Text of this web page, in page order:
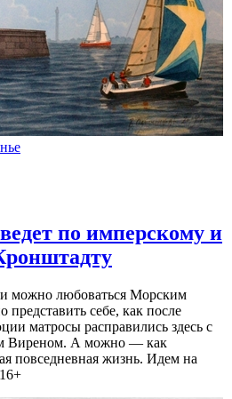
по имперскому и
можно любоваться Морским
себе, как после
матросы расправились здесь с
Виреном. А можно — как
повседневная жизнь. Идем на